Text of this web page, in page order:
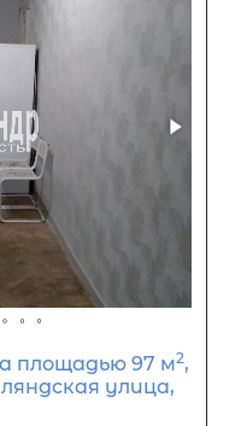
площадью
Белоусова ул, д